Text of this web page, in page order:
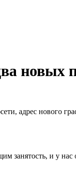
новых
адрес нового
занятость, и у